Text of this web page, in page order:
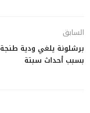
السابق
برشلونة يلغي ودية طنجة
بسبب أحداث سبتة